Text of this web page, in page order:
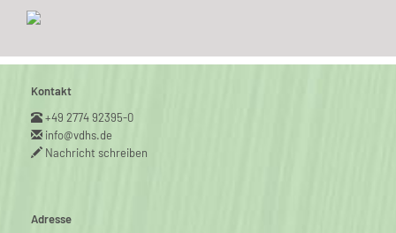
Kontakt
+49 2774 92395-0
info@vdhs.de
Nachricht schreiben
Adresse